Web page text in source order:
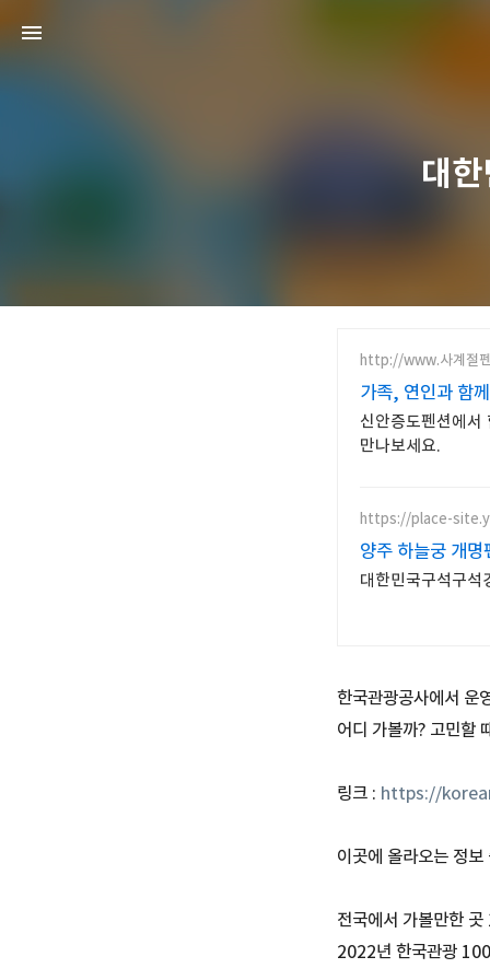
대
http://www.사계절
가족, 연인과 함
신안증도펜션에서
만나보세요.
https://place-
양주 하늘궁 개명
대한민국구석구석
한국관광공사에서 운
어디 가볼까? 고민할
링크 : https://
이곳에 올라오는 정
전국에서 가볼만한
2022년 한국관광